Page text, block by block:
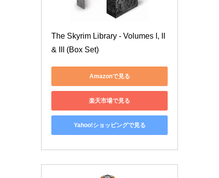
The Skyrim Library - Volumes I, II
& III (Box Set)
Amazonで見る
楽天市場で見る
Yahoo!ショッピングで見る